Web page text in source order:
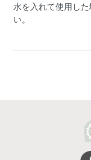
水を入れて使用し
い。